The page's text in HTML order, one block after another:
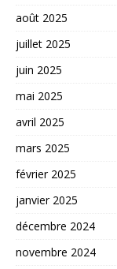
août 2025
juillet 2025
juin 2025
mai 2025
avril 2025
mars 2025
février 2025
janvier 2025
décembre 2024
novembre 2024